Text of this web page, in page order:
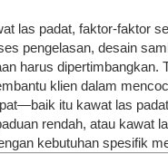
las padat, faktor-faktor
pengelasan, desain
harus dipertimbangkan.
klien dalam
itu kawat las
rendah, atau kawat
kebutuhan spesifik